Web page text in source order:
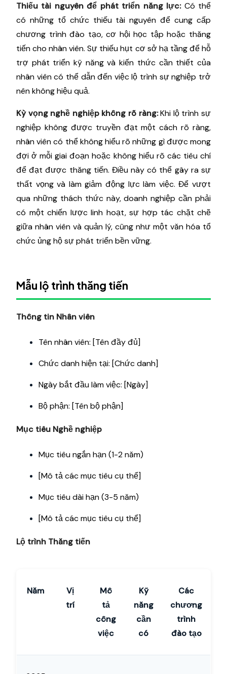
Thiếu tài nguyên để phát triển năng lực:Có thể
có những tổ chức thiếu tài nguyên để cung cấp
chương trình đào tạo, cơ hội học tập hoặc thăng
tiến cho nhân viên. Sự thiếu hụt cơ sở hạ tầng để hỗ
trợ phát triển kỹ năng và kiến thức cần thiết của
nhân viên có thể dẫn đến việc lộ trình sự nghiệp trở
nên không hiệu quả.
Kỳ vọng nghề nghiệp không rõ ràng:Khi lộ trình sự
nghiệp không được truyền đạt một cách rõ ràng,
nhân viên có thể không hiểu rõ những gì được mong
đợi ở mỗi giai đoạn hoặc không hiểu rõ các tiêu chí
để đạt được thăng tiến. Điều này có thể gây ra sự
thất vọng và làm giảm động lực làm việc. Để vượt
qua những thách thức này, doanh nghiệp cần phải
có một chiến lược linh hoạt, sự hợp tác chặt chẽ
giữa nhân viên và quản lý, cũng như một văn hóa tổ
chức ủng hộ sự phát triển bền vững.
Mẫu lộ trình thăng tiến
Thông tin Nhân viên
Tên nhân viên: [Tên đầy đủ]
Chức danh hiện tại: [Chức danh]
Ngày bắt đầu làm việc: [Ngày]
Bộ phận: [Tên bộ phận]
Mục tiêu Nghề nghiệp
Mục tiêu ngắn hạn (1-2 năm)
[Mô tả các mục tiêu cụ thể]
Mục tiêu dài hạn (3-5 năm)
[Mô tả các mục tiêu cụ thể]
Lộ trình Thăng tiến
Năm
Vị
trí
Mô
tả
công
việc
Kỹ
năng
cần
có
Các
chương
trình
đào tạo